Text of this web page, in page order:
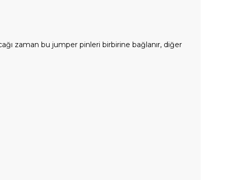
zaman bu jumper pinleri birbirine bağlanır, diğer